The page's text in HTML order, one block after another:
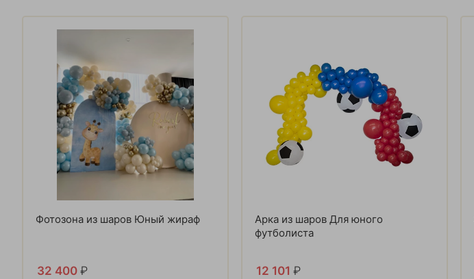
Фотозона из шаров Юный жираф
32 400 ₽
Арка из шаров Для юного
футболиста
12 101 ₽